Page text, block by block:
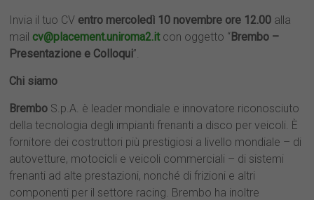
Invia il tuo CV entro mercoledì 10 novembre ore 12.00 alla
mail cv@placement.uniroma2.itcon oggetto “ Brembo –
Presentazione e Colloqui”.
Chi siamo
Brembo S.p.A. è leader mondiale e innovatore riconosciuto
della tecnologia degli impianti frenanti a disco per veicoli. È
fornitore dei costruttori più prestigiosi a livello mondiale – di
autovetture, motocicli e veicoli commerciali – di sistemi
frenanti ad alte prestazioni, nonché di frizioni e altri
componenti per il settore racing. Brembo ha inoltre